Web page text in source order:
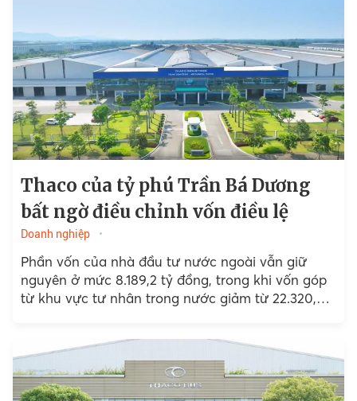
Thaco của tỷ phú Trần Bá Dương
bất ngờ điều chỉnh vốn điều lệ
Doanh nghiệp
Phần vốn của nhà đầu tư nước ngoài vẫn giữ
nguyên ở mức 8.189,2 tỷ đồng, trong khi vốn góp
từ khu vực tư nhân trong nước giảm từ 22.320,8